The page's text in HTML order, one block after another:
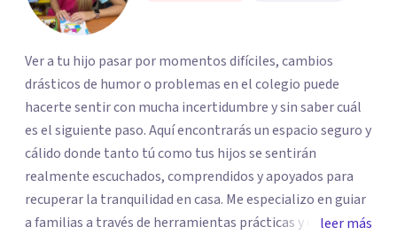
Ver a tu hijo pasar por momentos difíciles, cambios
drásticos de humor o problemas en el colegio puede
hacerte sentir con mucha incertidumbre y sin saber cuál
es el siguiente paso. Aquí encontrarás un espacio seguro y
cálido donde tanto tú como tus hijos se sentirán
realmente escuchados, comprendidos y apoyados para
recuperar la tranquilidad en casa. Me especializo en guiar
a familias a través de herramientas prácticas y dinámicas
leer más